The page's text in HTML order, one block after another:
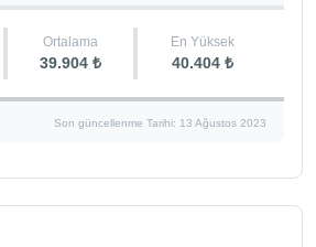
Ortalama
39.904 ₺
En Yüksek
40.404 ₺
Son güncellenme Tarihi: 13 Ağustos 2023